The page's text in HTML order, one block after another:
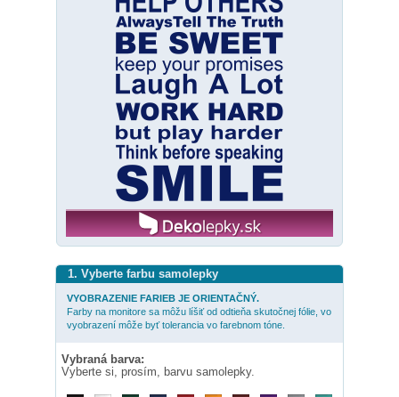
1. Vyberte farbu samolepky
VYOBRAZENIE FARIEB JE ORIENTAČNÝ.
Farby na monitore sa môžu líšiť od odtieňa skutočnej fólie, vo
vyobrazení môže byť tolerancia vo farebnom tóne.
Vybraná barva:
Vyberte si, prosím, barvu samolepky.